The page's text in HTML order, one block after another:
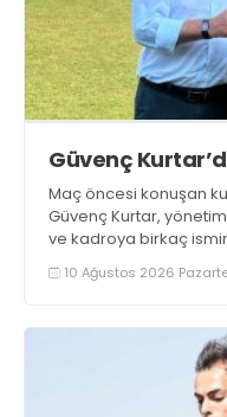
Güvenç
Maç öncesi konuşan
Güvenç Kurtar,
ve kadroya birkaç
10 Ağustos 2026